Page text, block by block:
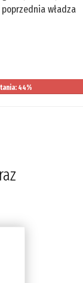
władza
44%